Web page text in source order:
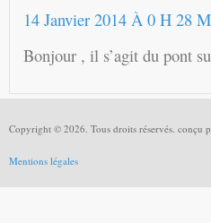
14 Janvier 2014 À 0 H 28
Bonjour , il s’agit du pont
Copyright © 2026. Tous droits réservés. conçu
Mentions légales